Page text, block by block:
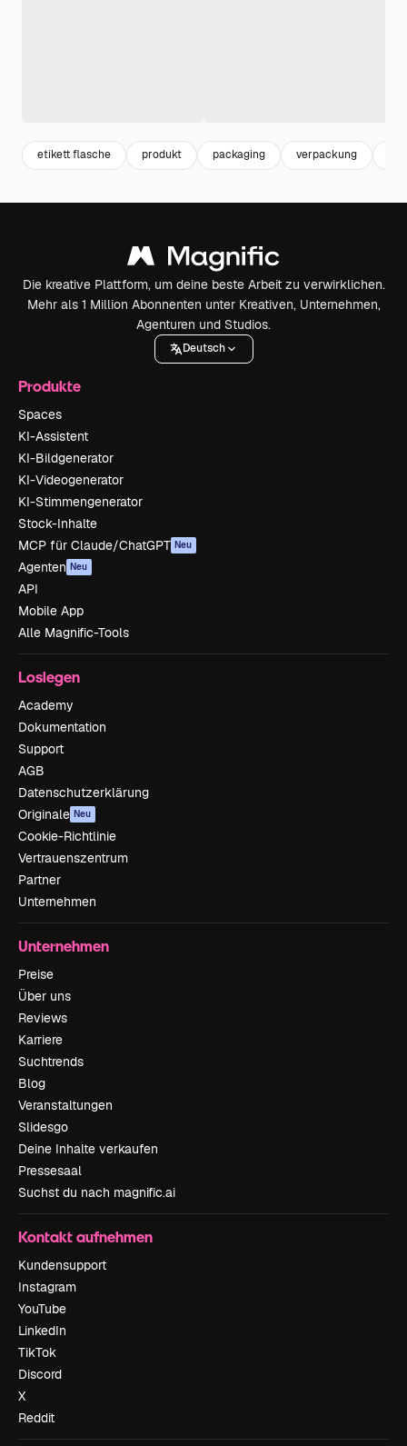
etikett flasche produkt packaging verpackung
Die kreative Plattform, um deine beste Arbeit zu verwirklichen.
Mehr als 1 Million Abonnenten unter Kreativen, Unternehmen,
Agenturen und Studios.
Deutsch
Produkte
Spaces
KI-Assistent
KI-Bildgenerator
KI-Videogenerator
KI-Stimmengenerator
Stock-Inhalte
MCP für Claude/ChatGPT Neu
Agenten Neu
API
Mobile App
Alle Magnific-Tools
Loslegen
Academy
Dokumentation
Support
AGB
Datenschutzerklärung
Originale Neu
Cookie-Richtlinie
Vertrauenszentrum
Partner
Unternehmen
Unternehmen
Preise
Über uns
Reviews
Karriere
Suchtrends
Blog
Veranstaltungen
Slidesgo
Deine Inhalte verkaufen
Pressesaal
Suchst du nach magnific.ai
Kontakt aufnehmen
Kundensupport
Instagram
YouTube
LinkedIn
TikTok
Discord
X
Reddit